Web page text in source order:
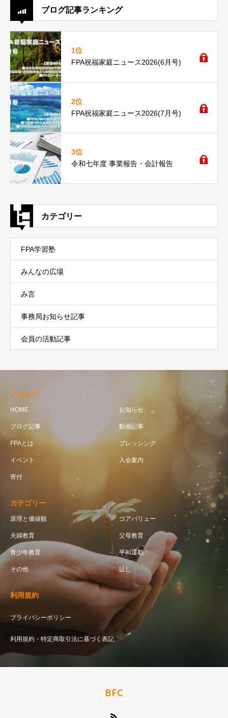
ブログ記事ランキング
1位
FPA祝福家庭ニュース2026(6月号)
2位
FPA祝福家庭ニュース2026(7月号)
3位
令和七年度 事業報告・会計報告
カテゴリー
FPA学習塾
みんなの広場
み言
事務局お知らせ記事
会員の活動記事
メニュー
HOME お知らせ
ブログ記事 動画記事
FPAとは ブレッシング
イベント 入会案内
寄付
カテゴリー
原理と価値観 コアバリュー
夫婦教育 父母教育
青少年教育 平和運動
その他 証し
利用規約
プライバシーポリシー
利用規約・特定商取引法に基づく表記
BFC